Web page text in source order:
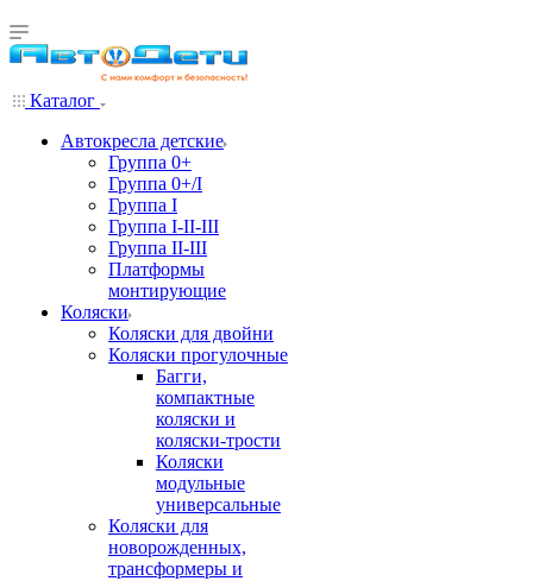
Каталог
Автокресла детские
Группа 0+
Группа 0+/I
Группа I
Группа I-II-III
Группа II-III
Платформы
монтирующие
Коляски
Коляски для двойни
Коляски прогулочные
Багги,
компактные
коляски и
коляски-трости
Коляски
модульные
универсальные
Коляски для
новорожденных,
трансформеры и